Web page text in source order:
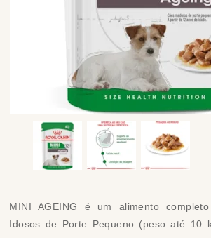
MINI AGEING é um alimento
Idosos de Porte Pequeno (peso até 10